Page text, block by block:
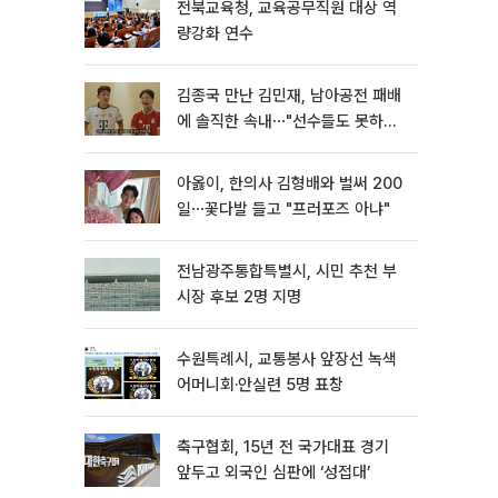
전북교육청, 교육공무직원 대상 역
량강화 연수
김종국 만난 김민재, 남아공전 패배
에 솔직한 속내⋯"선수들도 못하긴
아옳이, 한의사 김형배와 벌써 200
일⋯꽃다발 들고 "프러포즈 아냐"
전남광주통합특별시, 시민 추천 부
시장 후보 2명 지명
수원특례시, 교통봉사 앞장선 녹색
어머니회·안실련 5명 표창
축구협회, 15년 전 국가대표 경기
앞두고 외국인 심판에 ‘성접대’